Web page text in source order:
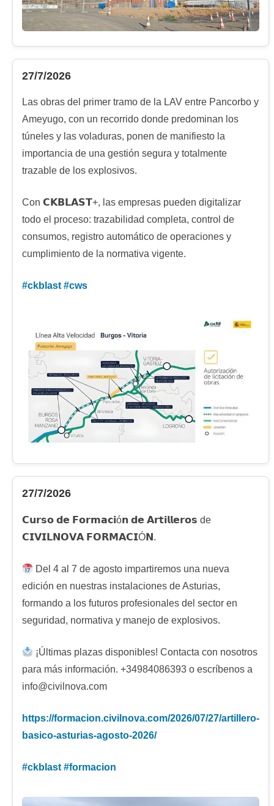
27/7/2026
Las obras del primer tramo de la LAV entre Pancorbo y
Ameyugo, con un recorrido donde predominan los
túneles y las voladuras, ponen de manifiesto la
importancia de una gestión segura y totalmente
trazable de los explosivos.
Con 𝗖𝗞𝗕𝗟𝗔𝗦𝗧+, las empresas pueden digitalizar
todo el proceso: trazabilidad completa, control de
consumos, registro automático de operaciones y
cumplimiento de la normativa vigente.
#ckblast #cws
27/7/2026
𝗖𝘂𝗿𝘀𝗼 𝗱𝗲 𝗙𝗼𝗿𝗺𝗮𝗰𝗶ó𝗻 𝗱𝗲 𝗔𝗿𝘁𝗶𝗹𝗹𝗲𝗿𝗼𝘀 de
𝗖𝗜𝗩𝗜𝗟𝗡𝗢𝗩𝗔 𝗙𝗢𝗥𝗠𝗔𝗖𝗜Ó𝗡.
Del 4 al 7 de agosto impartiremos una nueva
edición en nuestras instalaciones de Asturias,
formando a los futuros profesionales del sector en
seguridad, normativa y manejo de explosivos.
¡Últimas plazas disponibles! Contacta con nosotros
para más información. +34984086393 o escríbenos a
info@civilnova.com
https://formacion.civilnova.com/2026/07/27/artillero-
basico-asturias-agosto-2026/
#ckblast #formacion